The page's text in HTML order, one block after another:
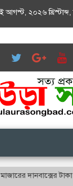
আগস্ট, ২০২৬ খ্রিস্টাব্দ,
দানবাক্সের টাকা